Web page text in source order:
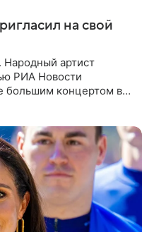
на свой
артист
РИА Новости
большим концертом в